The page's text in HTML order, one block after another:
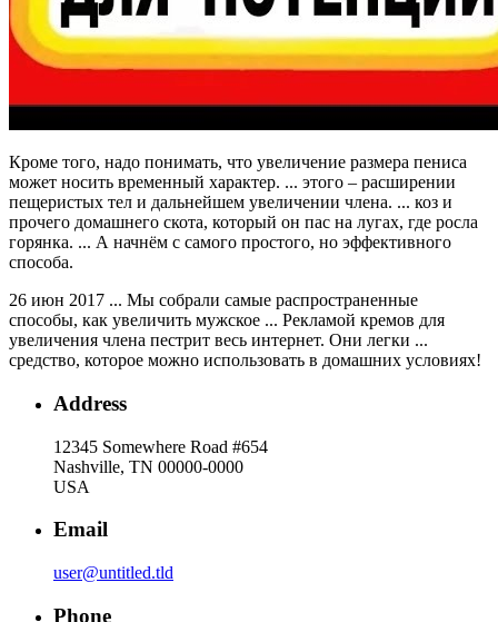
Кроме того, надо понимать, что увеличение размера пениса
может носить временный характер. ... этого – расширении
пещеристых тел и дальнейшем увеличении члена. ... коз и
прочего домашнего скота, который он пас на лугах, где росла
горянка. ... А начнём с самого простого, но эффективного
способа.
26 июн 2017 ... Мы собрали самые распространенные
способы, как увеличить мужское ... Рекламой кремов для
увеличения члена пестрит весь интернет. Они легки ...
средство, которое можно использовать в домашних условиях!
Address
12345 Somewhere Road #654
Nashville, TN 00000-0000
USA
Email
user@untitled.tld
Phone